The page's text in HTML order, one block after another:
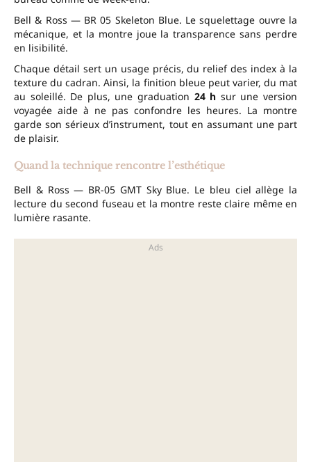
Bell & Ross — BR 05 Skeleton Blue. Le squelettage ouvre la
mécanique, et la montre joue la transparence sans perdre
en lisibilité.
Chaque détail sert un usage précis, du relief des index à la
texture du cadran. Ainsi, la finition bleue peut varier, du mat
au soleillé. De plus, une graduation 24 h sur une version
voyagée aide à ne pas confondre les heures. La montre
garde son sérieux d’instrument, tout en assumant une part
de plaisir.
Quand la technique rencontre l’esthétique
Bell & Ross — BR-05 GMT Sky Blue. Le bleu ciel allège la
lecture du second fuseau et la montre reste claire même en
lumière rasante.